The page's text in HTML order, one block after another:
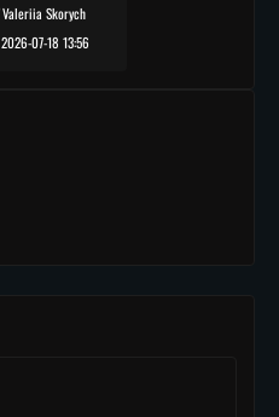
Valeriia Skorych
2026-07-18 13:56